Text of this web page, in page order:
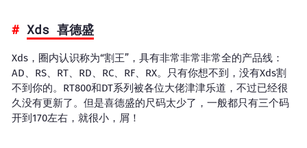
Xds 喜德盛
Xds，圈内认识称为“割王”，具有非常非常非常全的产品线：
AD、RS、RT、RD、RC、RF、RX。只有你想不到，没有Xds割
不到你的。RT800和DT系列被各位大佬津津乐道，不过已经很
久没有更新了。但是喜德盛的尺码太少了，一般都只有三个码
开到170左右，就很小，屑！